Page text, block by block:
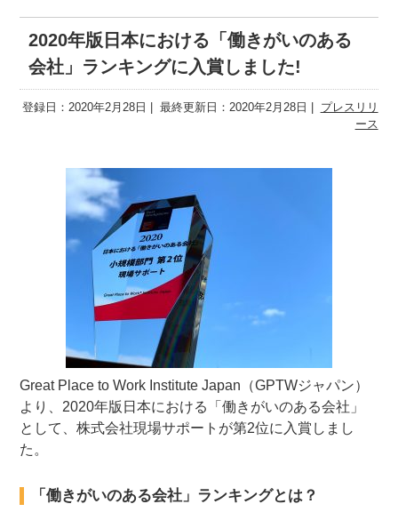
2020年版日本における「働きがいのある
会社」ランキングに入賞しました!
登録日：2020年2月28日 最終更新日：2020年2月28日
プレスリリ
ース
Great Place to Work Institute Japan（GPTWジャパン）
より、2020年版日本における「働きがいのある会社」
として、株式会社現場サポートが第2位に入賞しまし
た。
「働きがいのある会社」ランキングとは？